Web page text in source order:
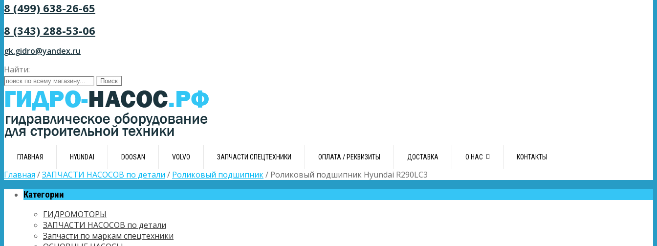
8 (499) 638-26-65
8 (343) 288-53-06
gk.gidro@yandex.ru
Найти:
ГЛАВНАЯ HYUNDAI DOOSAN VOLVO ЗАПЧАСТИ СПЕЦТЕХНИКИ ОПЛАТА / РЕКВИЗИТЫ ДОСТАВКА О НАС КОНТАКТЫ
Главная /ЗАПЧАСТИ НАСОСОВ по детали / Роликовый подшипник/ Роликовый подшипник Hyundai R290LC3
Категории
ГИДРОМОТОРЫ
ЗАПЧАСТИ НАСОСОВ по детали
Запчасти по маркам спецтехники